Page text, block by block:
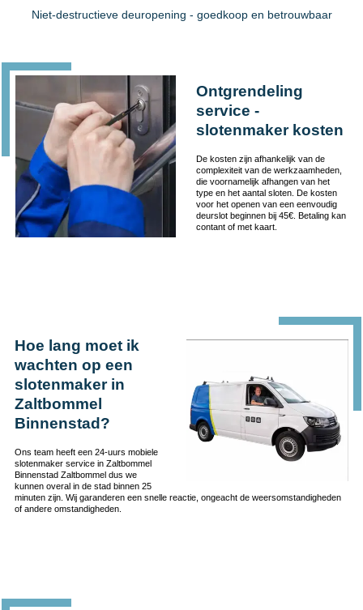
Niet-destructieve deuropening - goedkoop en betrouwbaar
Ontgrendeling
service -
slotenmaker kosten
De kosten zijn afhankelijk van de
complexiteit van de werkzaamheden,
die voornamelijk afhangen van het
type en het aantal sloten. De kosten
voor het openen van een eenvoudig
deurslot beginnen bij 45€. Betaling kan
contant of met kaart.
Hoe lang moet ik
wachten op een
slotenmaker in
Zaltbommel
Binnenstad?
Ons team heeft een 24-uurs mobiele
slotenmaker service in Zaltbommel
Binnenstad Zaltbommel dus we
kunnen overal in de stad binnen 25
minuten zijn. Wij garanderen een snelle reactie, ongeacht de weersomstandigheden
of andere omstandigheden.